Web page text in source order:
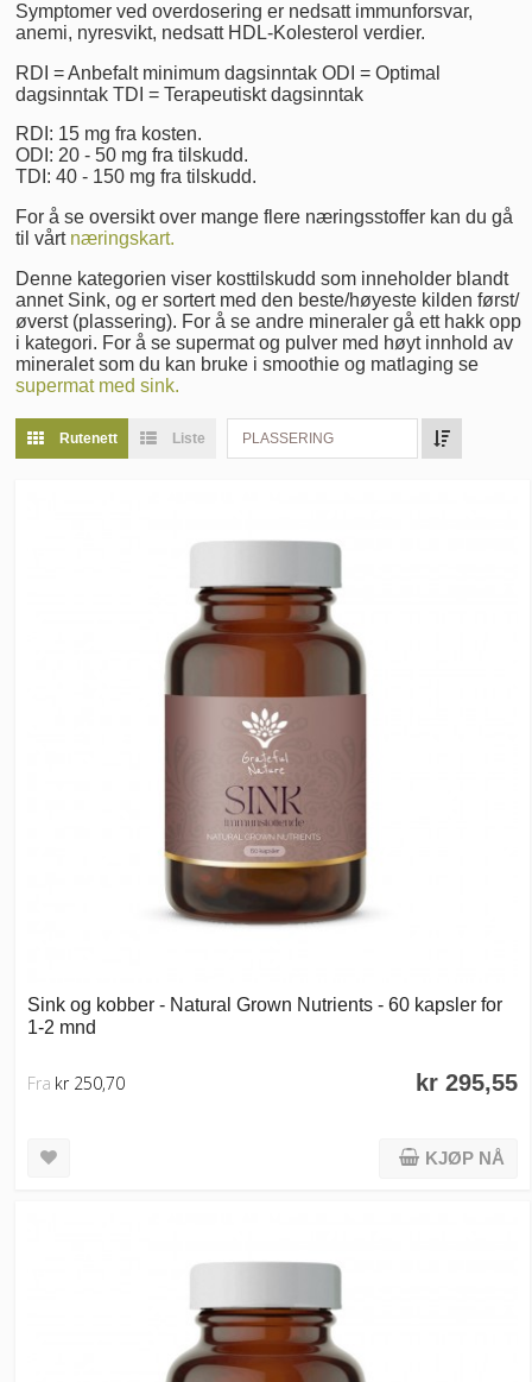
Symptomer ved overdosering er nedsatt immunforsvar,
anemi, nyresvikt, nedsatt HDL-Kolesterol verdier.
RDI = Anbefalt minimum dagsinntak ODI = Optimal
dagsinntak TDI = Terapeutiskt dagsinntak
RDI: 15 mg fra kosten.
ODI: 20 - 50 mg fra tilskudd.
TDI: 40 - 150 mg fra tilskudd.
For å se oversikt over mange flere næringsstoffer kan du gå
til vårt næringskart.
Denne kategorien viser kosttilskudd som inneholder blandt
annet Sink, og er sortert med den beste/høyeste kilden først/
øverst (plassering). For å se andre mineraler gå ett hakk opp
i kategori. For å se supermat og pulver med høyt innhold av
mineralet som du kan bruke i smoothie og matlaging se
supermat med sink.
Rutenett Liste PLASSERING
Sink og kobber - Natural Grown Nutrients - 60 kapsler for
1-2 mnd
kr 295,55
Fra kr 250,70
KJØP NÅ